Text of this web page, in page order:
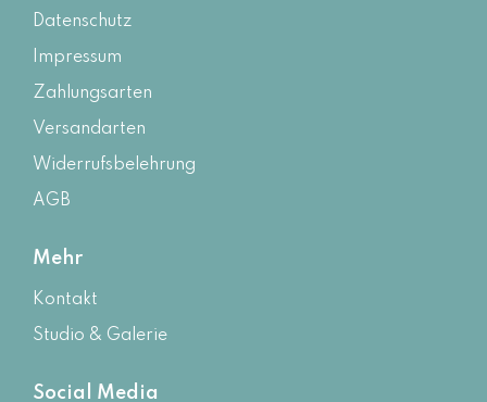
Datenschutz
Impressum
Zahlungsarten
Versandarten
Widerrufsbelehrung
AGB
Mehr
Kontakt
Studio & Galerie
Social Media